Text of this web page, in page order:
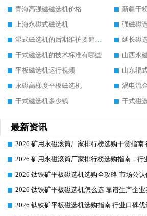
青海高强磁磁选机价格
新疆干
上海永磁式磁选机
湿式磁选机的后期维护要避开哪些坑
延长磁
干式磁选机的技术标准有哪些
平板磁选机运行视频
山东辊
永磁高梯度平板磁选机
涡电流
干式磁选机多少钱
干式磁
最新资讯
2026 矿用永磁滚筒厂家排行榜选购干货指
2026 矿用永磁滚筒厂家排行榜选购指南，
2026 钛铁矿平板磁选机选购全攻略 市场公
2026 钛铁矿平板磁选机怎么选 靠谱生产企
2026 钛铁矿平板磁选机选购指南 行业口碑优